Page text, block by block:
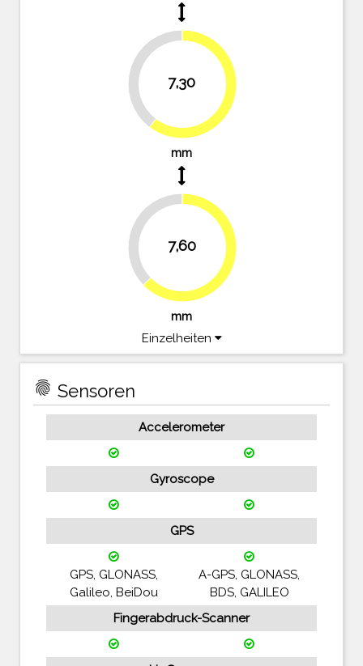
7,30
39.7%
60.3%
mm
7,60
37.2%
62.8%
mm
Einzelheiten
fingerprint Sensoren
Accelerometer
Gyroscope
GPS
GPS, GLONASS,
Galileo, BeiDou
A-GPS, GLONASS,
BDS, GALILEO
Fingerabdruck-Scanner